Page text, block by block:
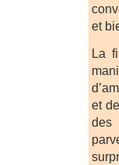
et
La
et
des